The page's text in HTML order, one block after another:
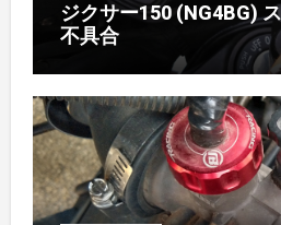
2016年5月
2016年4月
2015年11月
2015年9月
ジクサー150 (NG4BG)
不具合